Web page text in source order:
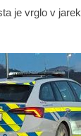
je vrglo v jarek